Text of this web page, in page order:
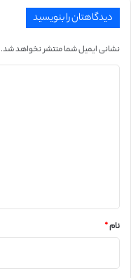
دیدگاهتان را بنویسید
نشانی ایمیل شما منتشر نخواهد شد.
نام*